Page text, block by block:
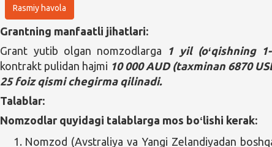
Rasmiy havola
Grantning manfaatli jihatlari:
Grant yutib olgan nomzodlarga
1 yil (oʻqishning
kontrakt pulidan hajmi 10 000 AUD (taxminan 6870
25 foiz qismi chegirma qilinadi.
Talablar:
Nomzodlar quyidagi talablarga mos boʻlishi kerak:
Nomzod (Avstraliya va Yangi Zelandiyadan